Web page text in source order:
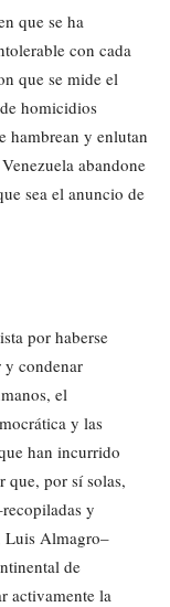
que se ha
con cada
que se mide el
homicidios
hambrean y enlutan
abandone
sea el anuncio de
por haberse
y condenar
el
y las
han incurrido
que, por sí solas,
y
Luis Almagro–
de
activamente la